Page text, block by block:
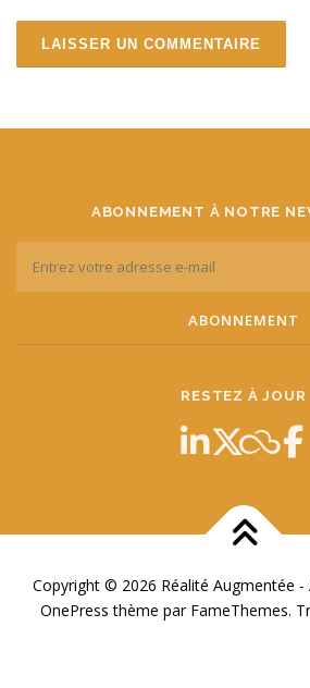
ABONNEMENT À NOTRE
RESTEZ À JOUR
Copyright © 2026 Réalité Augmentée -
OnePress thème par FameThemes.